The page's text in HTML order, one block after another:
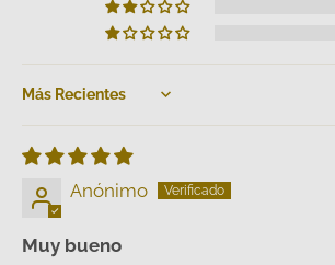
Sort by
Anónimo
Muy bueno